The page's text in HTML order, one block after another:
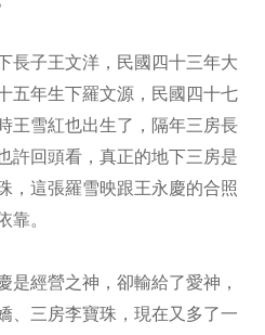
長子王文洋，民國四十三年大
五年生下羅文源，民國四十七
王雪紅也出生了，隔年三房長
許回頭看，真正的地下三房是
，這張羅雪映跟王永慶的合照
靠。
是經營之神，卻輸給了愛神，
、三房李寶珠，現在又多了一